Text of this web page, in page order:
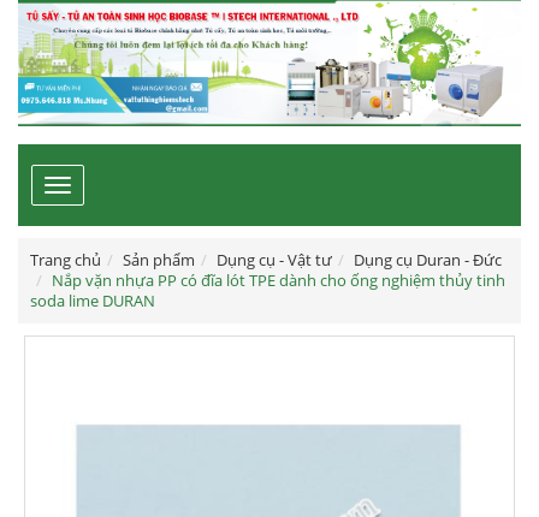
Toggle
navigation
Trang chủ Sản phẩm Dụng cụ - Vật tư
Dụng cụ Duran - Đức
Nắp vặn nhựa PP có đĩa lót TPE dành cho ống nghiệm thủy tinh
soda lime DURAN